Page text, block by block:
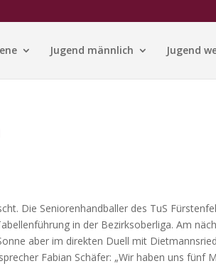
Jugend männlich Jugend
Die Seniorenhandballer des TuS
in der Bezirksoberliga. Am
aber im direkten Duell mit
Fabian Schäfer: „Wir haben uns fünf